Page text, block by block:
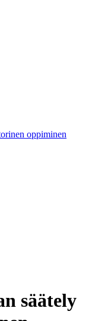
oppiminen
säätely